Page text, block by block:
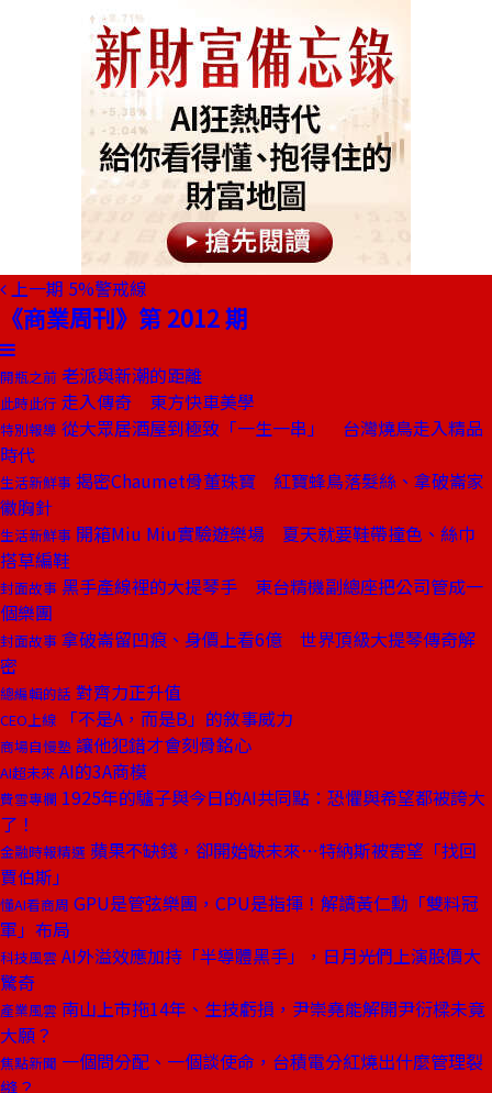
上一期 5%警戒線
《商業周刊》第 2012 期
開瓶之前 老派與新潮的距離
此時此行 走入傳奇 東方快車美學
特別報導 從大眾居酒屋到極致「一生一串」 台灣燒鳥走入精品
時代
生活新鮮事 揭密Chaumet骨董珠寶 紅寶蜂鳥落髮絲、拿破崙家
徽胸針
生活新鮮事 開箱Miu Miu實驗遊樂場 夏天就要鞋帶撞色、絲巾
搭草編鞋
封面故事 黑手產線裡的大提琴手 東台精機副總座把公司管成一
個樂團
封面故事 拿破崙留凹痕、身價上看6億 世界頂級大提琴傳奇解
密
總編輯的話 對齊力正升值
CEO上線 「不是A，而是B」的敘事威力
商場自慢塾 讓他犯錯才會刻骨銘心
AI超未來 AI的3A商模
費雪專欄 1925年的驢子與今日的AI共同點：恐懼與希望都被誇大
了！
金融時報精選 蘋果不缺錢，卻開始缺未來⋯特納斯被寄望「找回
賈伯斯」
懂AI看商周 GPU是管弦樂團，CPU是指揮！解讀黃仁勳「雙料冠
軍」布局
科技風雲 AI外溢效應加持「半導體黑手」，日月光們上演股價大
驚奇
產業風雲 南山上市拖14年、生技虧損，尹崇堯能解開尹衍樑未竟
大願？
焦點新聞 一個問分配、一個談使命，台積電分紅燒出什麼管理裂
縫？